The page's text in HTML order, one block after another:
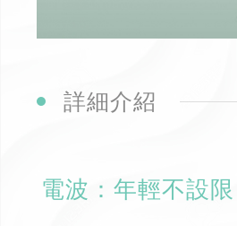
詳細介紹
電波：年輕不設